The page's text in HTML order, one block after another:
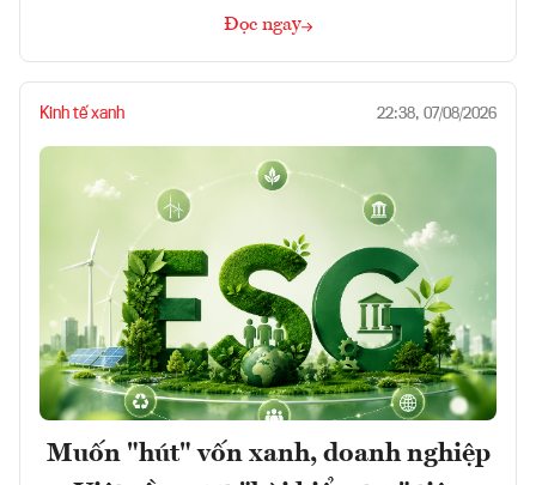
Đọc ngay
Kinh tế xanh 22:38, 07/08/2026
Muốn "hút" vốn xanh, doanh nghiệp